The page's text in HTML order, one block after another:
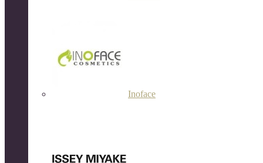
Inoface